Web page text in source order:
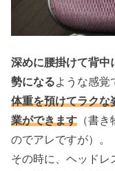
深めに腰掛けて背中
勢になるような感覚
体重を預けてラクな
業ができます （書
のでアレですが）。
その時に、ヘッドレ